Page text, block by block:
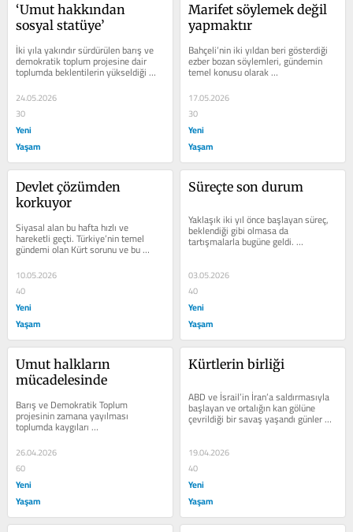
‘Umut hakkından
sosyal statüye’
İki yıla yakındır sürdürülen barış ve
demokratik toplum projesine dair
toplumda beklentilerin yükseldiği
günler yaşanmaktaydı....
24.05.2026
30
Yeni
Yaşam
Marifet söylemek değil
yapmaktır
Bahçeli’nin iki yıldan beri gösterdiği
ezber bozan söylemleri, gündemin
temel konusu olarak
Bahçeli, Kürt...
17.05.2026
30
Yeni
Yaşam
Devlet çözümden
korkuyor
Siyasal alan bu hafta hızlı ve
hareketli geçti. Türkiye’nin temel
gündemi olan Kürt sorunu ve bu
sorunla bağlantılı olarak yaşanan
Barış...
10.05.2026
40
Yeni
Yaşam
Süreçte son durum
Yaklaşık iki yıl önce başlayan süreç,
beklendiği gibi olmasa da
tartışmalarla bugüne geldi.
Hatırlanacağı gibi ilk açıklamalarda...
03.05.2026
40
Yeni
Yaşam
Umut halkların
mücadelesinde
Barış ve Demokratik Toplum
projesinin zamana yayılması
toplumda kaygıları
derinleştirmektedir. Süreç neden
ilerlemiyor ve kim ya da kimler...
26.04.2026
60
Yeni
Yaşam
Kürtlerin birliği
ABD ve İsrail’in İran’a saldırmasıyla
başlayan ve ortalığın kan gölüne
çevrildiği bir savaş yaşandı günler
boyunca. Doğal olarak...
19.04.2026
40
Yeni
Yaşam